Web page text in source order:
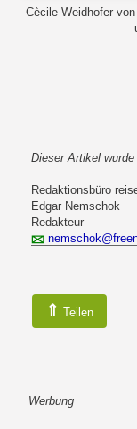
Cècile Weidhofer
Dieser Artikel
Redaktionsbüro
Edgar Nemschok
Redakteur
⇑ Teilen
Werbung